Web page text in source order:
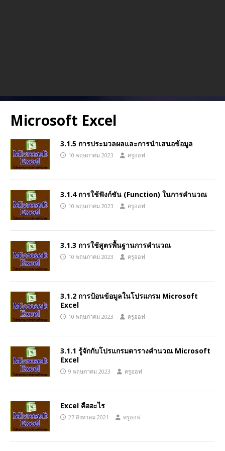
Microsoft Excel
3.1.5 การประมวลผลและการนำเสนอข้อมูล
10 พฤษภาคม 2023 ครูออฟ
3.1.4 การใช้ฟังก์ชัน (Function) ในการคำนวณ
10 พฤษภาคม 2023 ครูออฟ
3.1.3 การใช้สูตรพื้นฐานการคำนวณ
10 พฤษภาคม 2023 ครูออฟ
3.1.2 การป้อนข้อมูลในโปรแกรม Microsoft
Excel
10 พฤษภาคม 2023 ครูออฟ
3.1.1 รู้จักกับโปรแกรมตารางคำนวณ Microsoft
Excel
9 พฤษภาคม 2023 ครูออฟ
Excel คืออะไร
27 สิงหาคม 2021 ครูออฟ